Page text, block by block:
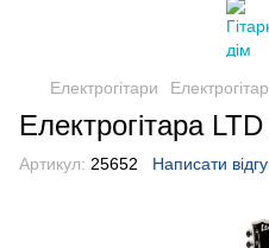
Електрогітари
Електрогітара
Артикул: 25652 Написати